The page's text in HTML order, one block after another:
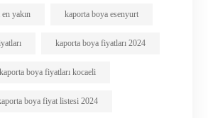
yakın kaporta boya esenyurt
kaporta boya fiyatları 2024
kaporta boya fiyatları kocaeli
boya fiyat listesi 2024